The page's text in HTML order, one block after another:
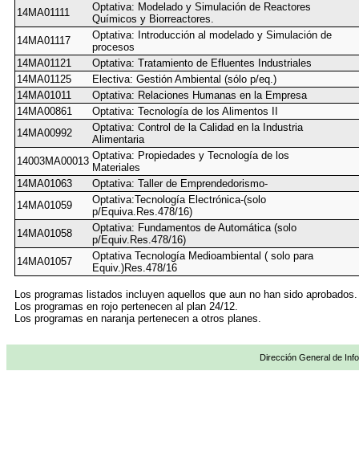
14MA01111
Optativa: Modelado y Simulación de Reactores
Químicos y Biorreactores.
14MA01117
Optativa: Introducción al modelado y Simulación de
procesos
14MA01121
Optativa: Tratamiento de Efluentes Industriales
14MA01125
Electiva: Gestión Ambiental (sólo p/eq.)
14MA01011
Optativa: Relaciones Humanas en la Empresa
14MA00861
Optativa: Tecnología de los Alimentos II
14MA00992
Optativa: Control de la Calidad en la Industria
Alimentaria
14003MA00013 Optativa: Propiedades y Tecnología de los
Materiales
14MA01063
Optativa: Taller de Emprendedorismo-
14MA01059
Optativa:Tecnología Electrónica-(solo
p/Equiva.Res.478/16)
14MA01058
Optativa: Fundamentos de Automática (solo
p/Equiv.Res.478/16)
14MA01057
Optativa Tecnología Medioambiental ( solo para
Equiv.)Res.478/16
Los programas listados incluyen aquellos que aun no han sido aprobados.
Los programas en rojo pertenecen al plan 24/12.
Los programas en naranja pertenecen a otros planes.
Dirección General de